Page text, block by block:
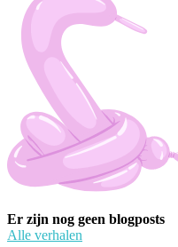
Er zijn nog geen blogposts
Alle verhalen